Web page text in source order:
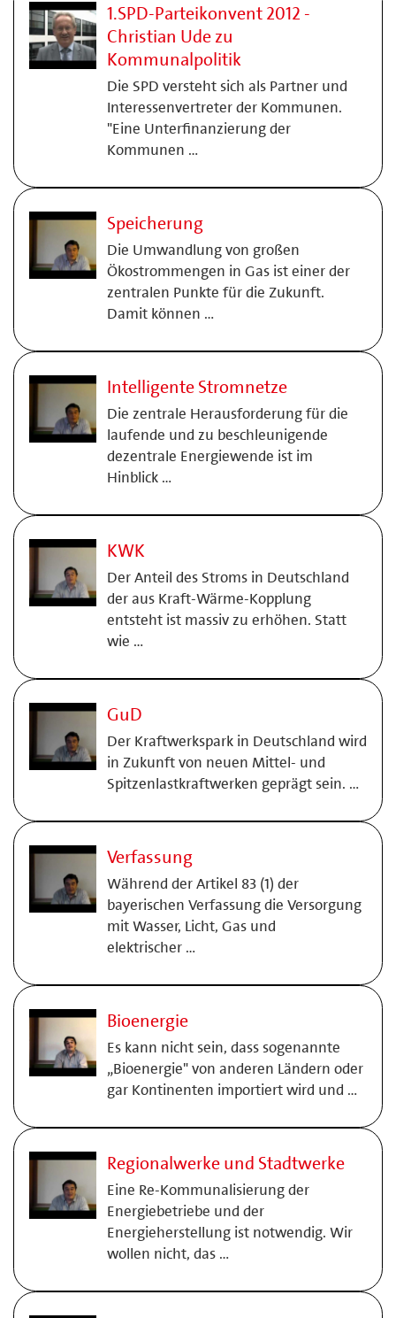
1.SPD-Parteikonvent 2012 -
Christian Ude zu
Kommunalpolitik
Die SPD versteht sich als Partner und
Interessenvertreter der Kommunen.
"Eine Unterfinanzierung der
Kommunen …
Speicherung
Die Umwandlung von großen
Ökostrommengen in Gas ist einer der
zentralen Punkte für die Zukunft.
Damit können …
Intelligente Stromnetze
Die zentrale Herausforderung für die
laufende und zu beschleunigende
dezentrale Energiewende ist im
Hinblick …
KWK
Der Anteil des Stroms in Deutschland
der aus Kraft-Wärme-Kopplung
entsteht ist massiv zu erhöhen. Statt
wie …
GuD
Der Kraftwerkspark in Deutschland wird
in Zukunft von neuen Mittel- und
Spitzenlastkraftwerken geprägt sein. …
Verfassung
Während der Artikel 83 (1) der
bayerischen Verfassung die Versorgung
mit Wasser, Licht, Gas und
elektrischer …
Bioenergie
Es kann nicht sein, dass sogenannte
„Bioenergie" von anderen Ländern oder
gar Kontinenten importiert wird und …
Regionalwerke und Stadtwerke
Eine Re-Kommunalisierung der
Energiebetriebe und der
Energieherstellung ist notwendig. Wir
wollen nicht, das …